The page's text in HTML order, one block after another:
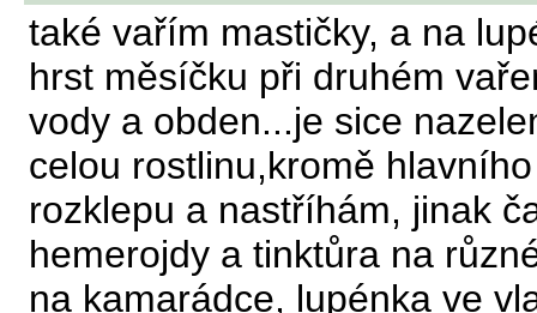
také vařím mastičky, a na
hrst měsíčku při druhém
vody a obden...je sice
celou rostlinu,kromě
rozklepu a nastříhám, jinak
hemerojdy a tinktůra na
na kamarádce, lupénka ve